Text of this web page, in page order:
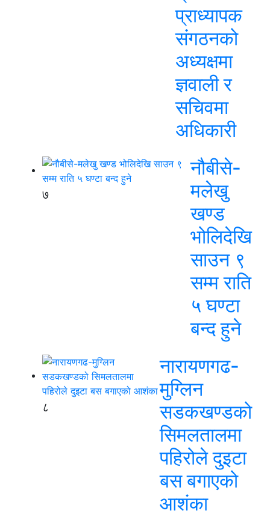
प्राध्यापक
संगठनको
अध्यक्षमा
ज्ञवाली र
सचिवमा
अधिकारी
७
नौबीसे-
मलेखु
खण्ड
भोलिदेखि
साउन ९
सम्म राति
५ घण्टा
बन्द हुने
८
नारायणगढ-
मुग्लिन
सडकखण्डको
सिमलतालमा
पहिरोले दुइटा
बस बगाएको
आशंका